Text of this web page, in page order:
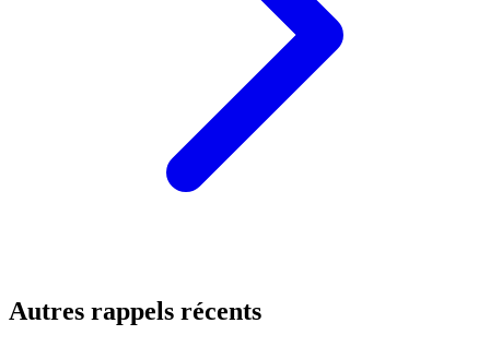
Autres rappels récents